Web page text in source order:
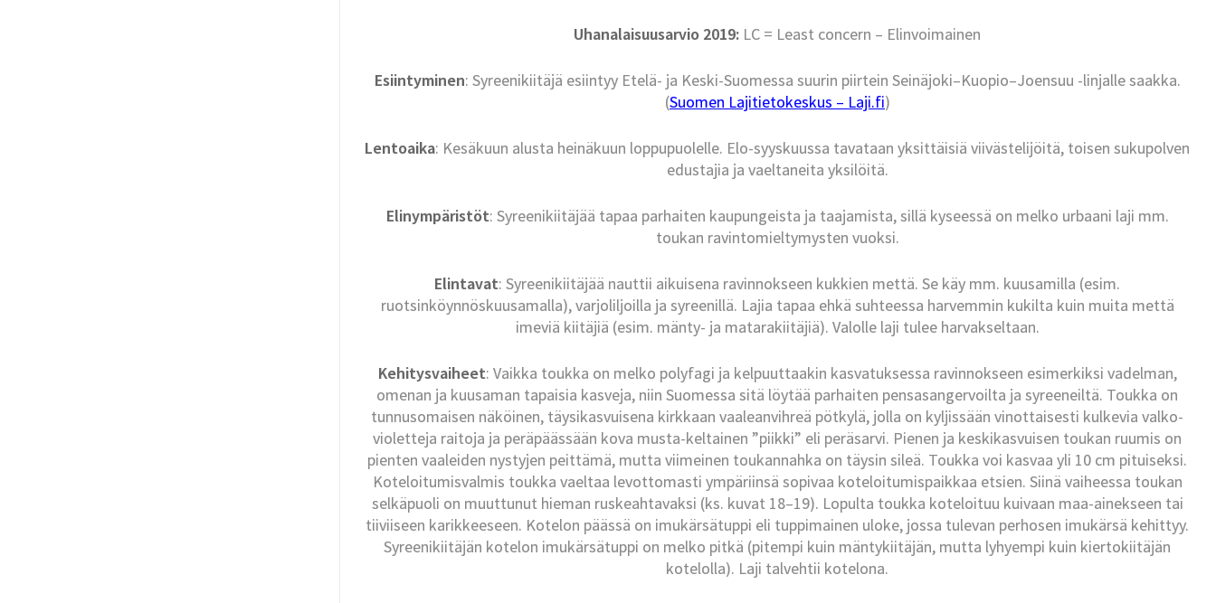
Uhanalaisuusarvio 2019: LC = Least concern – Elinvoimainen
Esiintyminen: Syreenikiitäjä esiintyy Etelä- ja Keski-Suomessa suurin piirtein Seinäjoki–Kuopio–Joensuu -linjalle saakka.
(Suomen Lajitietokeskus – Laji.fi)
Lentoaika: Kesäkuun alusta heinäkuun loppupuolelle. Elo-syyskuussa tavataan yksittäisiä viivästelijöitä, toisen sukupolven
edustajia ja vaeltaneita yksilöitä.
Elinympäristöt: Syreenikiitäjää tapaa parhaiten kaupungeista ja taajamista, sillä kyseessä on melko urbaani laji mm.
toukan ravintomieltymysten vuoksi.
Elintavat: Syreenikiitäjää nauttii aikuisena ravinnokseen kukkien mettä. Se käy mm. kuusamilla (esim.
ruotsinköynnöskuusamalla), varjoliljoilla ja syreenillä. Lajia tapaa ehkä suhteessa harvemmin kukilta kuin muita mettä
imeviä kiitäjiä (esim. mänty- ja matarakiitäjiä). Valolle laji tulee harvakseltaan.
Kehitysvaiheet: Vaikka toukka on melko polyfagi ja kelpuuttaakin kasvatuksessa ravinnokseen esimerkiksi vadelman,
omenan ja kuusaman tapaisia kasveja, niin Suomessa sitä löytää parhaiten pensasangervoilta ja syreeneiltä. Toukka on
tunnusomaisen näköinen, täysikasvuisena kirkkaan vaaleanvihreä pötkylä, jolla on kyljissään vinottaisesti kulkevia valko-
violetteja raitoja ja peräpäässään kova musta-keltainen ”piikki” eli peräsarvi. Pienen ja keskikasvuisen toukan ruumis on
pienten vaaleiden nystyjen peittämä, mutta viimeinen toukannahka on täysin sileä. Toukka voi kasvaa yli 10 cm pituiseksi.
Koteloitumisvalmis toukka vaeltaa levottomasti ympäriinsä sopivaa koteloitumispaikkaa etsien. Siinä vaiheessa toukan
selkäpuoli on muuttunut hieman ruskeahtavaksi (ks. kuvat 18–19). Lopulta toukka koteloituu kuivaan maa-ainekseen tai
tiiviiseen karikkeeseen. Kotelon päässä on imukärsätuppi eli tuppimainen uloke, jossa tulevan perhosen imukärsä kehittyy.
Syreenikiitäjän kotelon imukärsätuppi on melko pitkä (pitempi kuin mäntykiitäjän, mutta lyhyempi kuin kiertokiitäjän
kotelolla). Laji talvehtii kotelona.